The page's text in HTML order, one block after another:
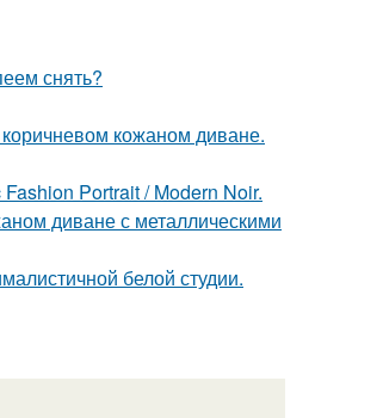
снять?
кожаном диване.
Portrait / Modern Noir.
диване с металлическими
белой студии.